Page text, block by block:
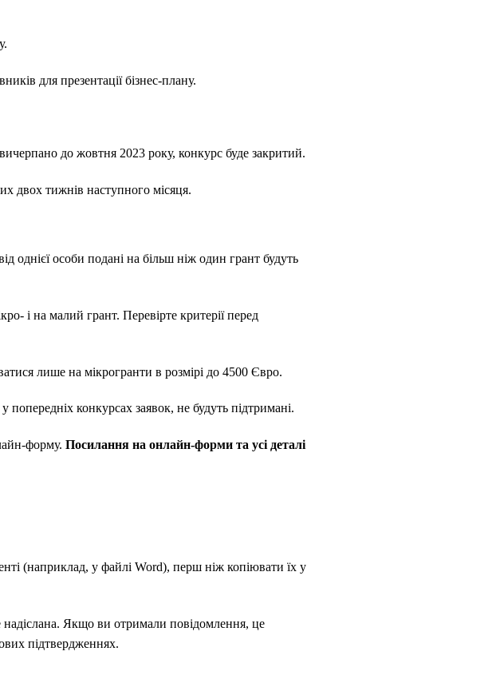
для презентації бізнес-плану.
до жовтня 2023 року, конкурс буде закритий.
двох тижнів наступного місяця.
однієї особи подані на більш ніж один грант будуть
і на малий грант. Перевірте критерії перед
лише на мікрогранти в розмірі до 4500 Євро.
конкурсах заявок, не будуть підтримані.
форму. Посилання на онлайн-форми та усі деталі
(наприклад, у файлі Word), перш ніж копіювати їх у
Якщо ви отримали повідомлення, це
підтвердженнях.